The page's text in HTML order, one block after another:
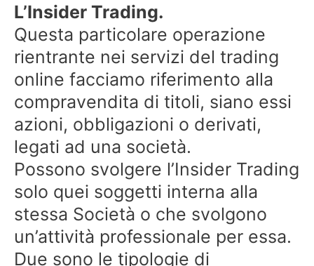
L’Insider Trading.
Questa particolare operazione
rientrante nei servizi del trading
online facciamo riferimento alla
compravendita di titoli, siano essi
azioni, obbligazioni o derivati,
legati ad una società.
Possono svolgere l’Insider Trading
solo quei soggetti interna alla
stessa Società o che svolgono
un’attività professionale per essa.
Due sono le tipologie di